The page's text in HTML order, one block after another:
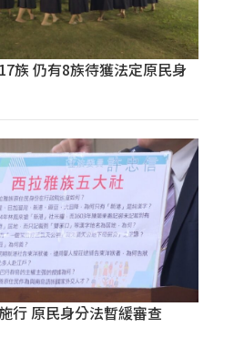
族 仍有8族待獲法定原民身
行 原民身分法暫緩審查